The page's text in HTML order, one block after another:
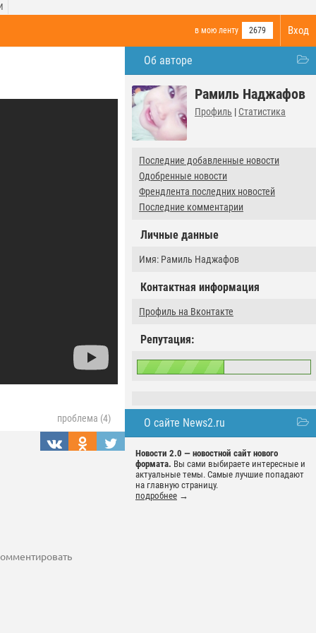
Вход
в мою ленту 2679
Об авторе
Рамиль Наджафов
Профиль | Статистика
Последние добавленные новости
Одобренные новости
Френдлента последних новостей
Последние комментарии
Личные данные
Имя: Рамиль Наджафов
Контактная информация
Профиль на Вконтакте
Репутация:
О сайте News2.ru
Новости 2.0 — новостной сайт нового
формата. Вы сами выбираете интересные и
актуальные темы. Самые лучшие попадают
на главную страницу.
подробнее →
проблема (4)